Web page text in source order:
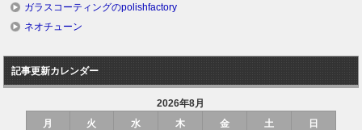
ガラスコーティングのpolishfactory
ネオチューン
記事更新カレンダー
2026年8月
月
火 水 木 金 土 日